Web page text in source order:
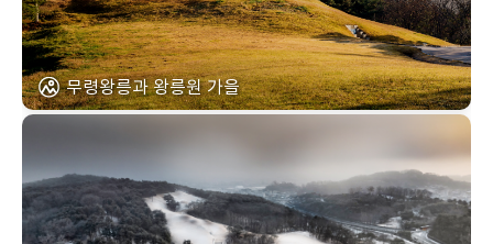
무령왕릉과 왕릉원 가을